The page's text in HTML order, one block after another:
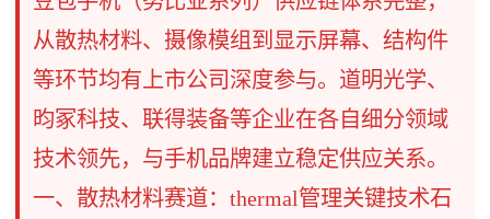
从散热材料、摄像模组到显示屏幕、结构件
等环节均有上市公司深度参与。道明光学、
昀冢科技、联得装备等企业在各自细分领域
技术领先，与手机品牌建立稳定供应关系。
一、散热材料赛道：thermal管理关键技术石